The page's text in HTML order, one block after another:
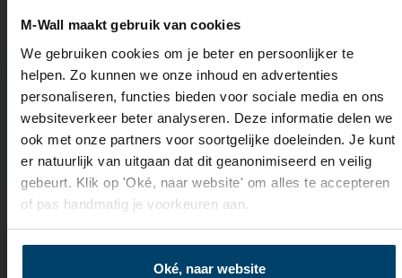
M-Wall maakt gebruik van cookies
We gebruiken cookies om je beter en persoonlijker te
helpen. Zo kunnen we onze inhoud en advertenties
personaliseren, functies bieden voor sociale media en ons
websiteverkeer beter analyseren. Deze informatie delen we
ook met onze partners voor soortgelijke doeleinden. Je kunt
er natuurlijk van uitgaan dat dit geanonimiseerd en veilig
gebeurt. Klik op 'Oké, naar website' om alles te accepteren
of pas handmatig je voorkeuren aan.
Oké, naar website